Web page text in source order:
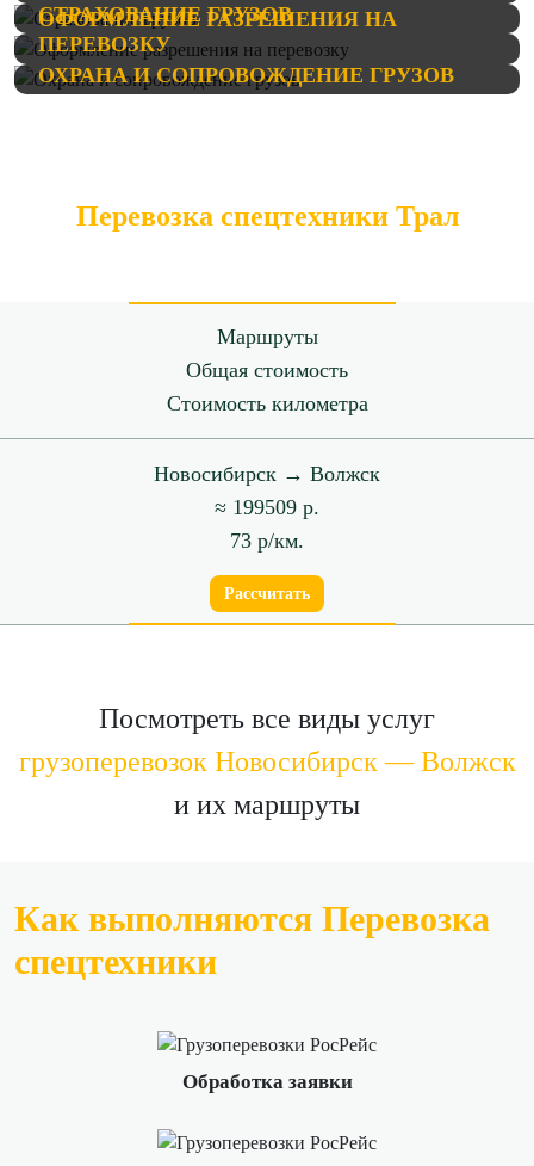
СТРАХОВАНИЕ ГРУЗОВ
ОФОРМЛЕНИЕ РАЗРЕШЕНИЯ НА
ПЕРЕВОЗКУ
ОХРАНА И СОПРОВОЖДЕНИЕ ГРУЗОВ
Перевозка спецтехники Трал
Маршруты
Общая стоимость
Стоимость километра
Новосибирск → Волжск
≈ 199509 р.
73 р/км.
Рассчитать
Посмотреть все виды услуг
грузоперевозок Новосибирск — Волжск
и их маршруты
Как выполняются Перевозка
спецтехники
Обработка заявки